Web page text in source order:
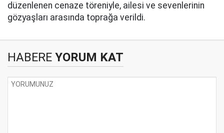
düzenlenen cenaze töreniyle, ailesi ve sevenlerinin
gözyaşları arasında toprağa verildi.
HABERE YORUM KAT